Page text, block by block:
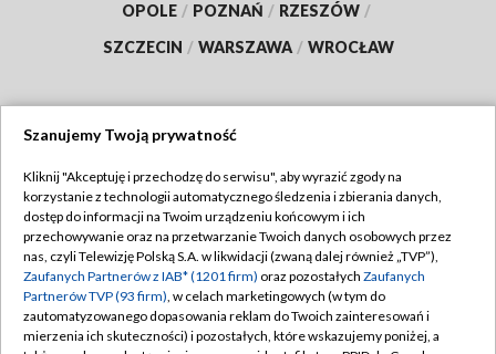
OPOLE / POZNAŃ / RZESZÓW /
SZCZECIN / WARSZAWA / WROCŁAW
TVP
Abonament TVP
Emisja w TVP
Centrum informacji TVP
Naziemna Telewizja Cyfrowa
Regulamin TVP
Polityka prywatności
Moje zgody
Pomoc
Szanujemy Twoją prywatność
Kliknij "Akceptuję i przechodzę do serwisu", aby wyrazić zgody na
korzystanie z technologii automatycznego śledzenia i zbierania danych,
dostęp do informacji na Twoim urządzeniu końcowym i ich
przechowywanie oraz na przetwarzanie Twoich danych osobowych przez
nas, czyli Telewizję Polską S.A. w likwidacji (zwaną dalej również „TVP”),
Zaufanych Partnerów z IAB* (1201 firm) oraz pozostałych Zaufanych
Partnerów TVP (93 firm), w celach marketingowych (w tym do
zautomatyzowanego dopasowania reklam do Twoich zainteresowań i
mierzenia ich skuteczności) i pozostałych, które wskazujemy poniżej, a